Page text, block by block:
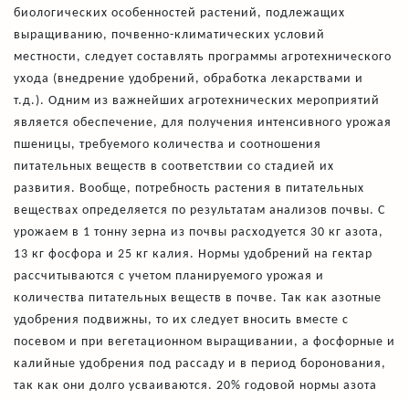
биологических особенностей растений, подлежащих
выращиванию, почвенно-климатических условий
местности, следует составлять программы агротехнического
ухода (внедрение удобрений, обработка лекарствами и
т.д.). Одним из важнейших агротехнических мероприятий
является обеспечение, для получения интенсивного урожая
пшеницы, требуемого количества и соотношения
питательных веществ в соответствии со стадией их
развития. Вообще, потребность растения в питательных
веществах определяется по результатам анализов почвы. С
урожаем в 1 тонну зерна из почвы расходуется 30 кг азота,
13 кг фосфора и 25 кг калия. Нормы удобрений на гектар
рассчитываются с учетом планируемого урожая и
количества питательных веществ в почве. Так как азотные
удобрения подвижны, то их следует вносить вместе с
посевом и при вегетационном выращивании, а фосфорные и
калийные удобрения под рассаду и в период боронования,
так как они долго усваиваются. 20% годовой нормы азота